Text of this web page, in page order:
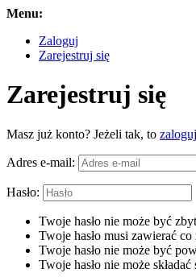
Menu:
Zaloguj
Zarejestruj się
Zarejestruj się
Masz już konto? Jeżeli tak, to
Adres e-mail:
Hasło:
Twoje hasło nie może być
Twoje hasło musi zawierać
Twoje hasło nie może być
Twoje hasło nie może